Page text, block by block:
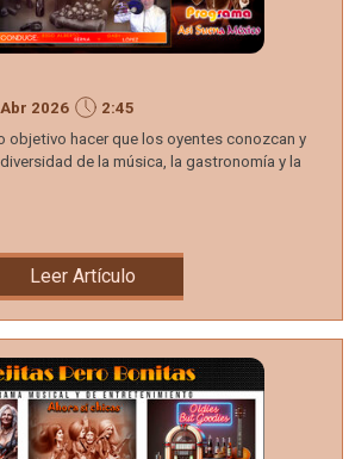
2026
2:45
objetivo hacer que los oyentes conozcan y
de la música, la gastronomía y la
Leer Artículo